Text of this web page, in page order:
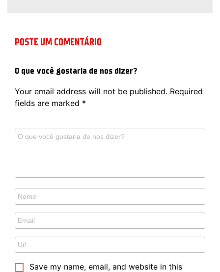
POSTE UM COMENTÁRIO
O que você gostaria de nos dizer?
Your email address will not be published. Required
fields are marked *
Save my name, email, and website in this